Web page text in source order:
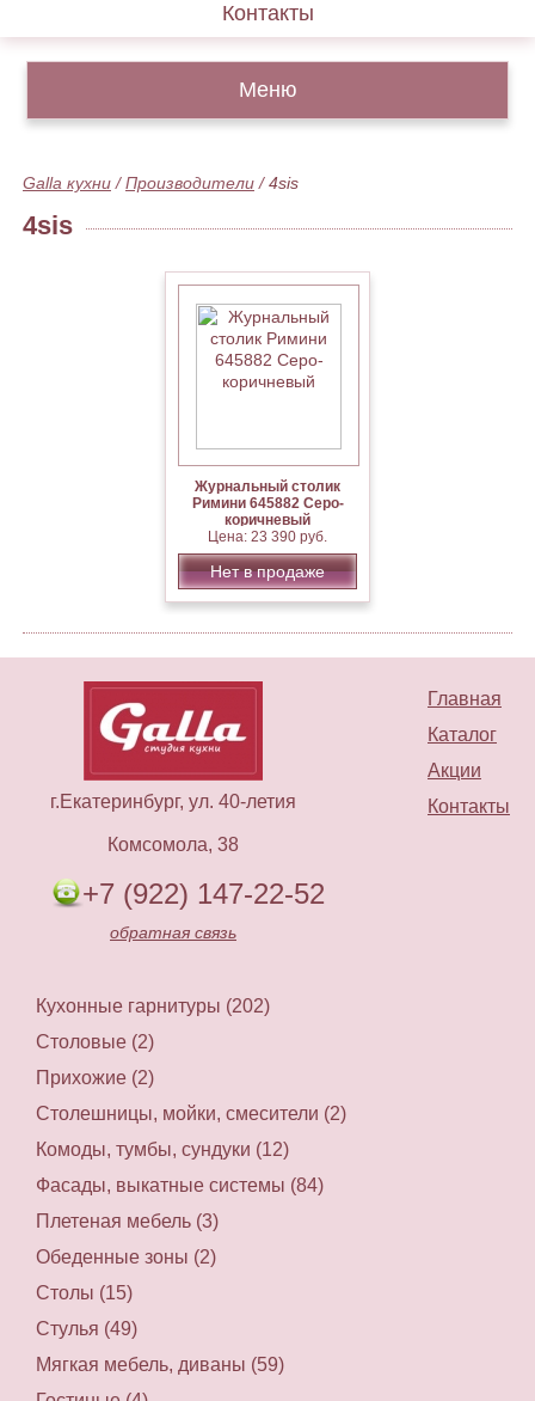
Контакты
Меню
Galla кухни /Производители /4sis
4sis
Журнальный столик
Римини 645882 Серо-
коричневый
Цена: 23 390 руб.
Нет в продаже
Главная
Каталог
Акции
Контакты
г.Екатеринбург, ул. 40-летия
Комсомола, 38
+7 (922) 147-22-52
обратная связь
Кухонные гарнитуры (202)
Столовые (2)
Прихожие (2)
Столешницы, мойки, смесители (2)
Комоды, тумбы, сундуки (12)
Фасады, выкатные системы (84)
Плетеная мебель (3)
Обеденные зоны (2)
Столы (15)
Стулья (49)
Мягкая мебель, диваны (59)